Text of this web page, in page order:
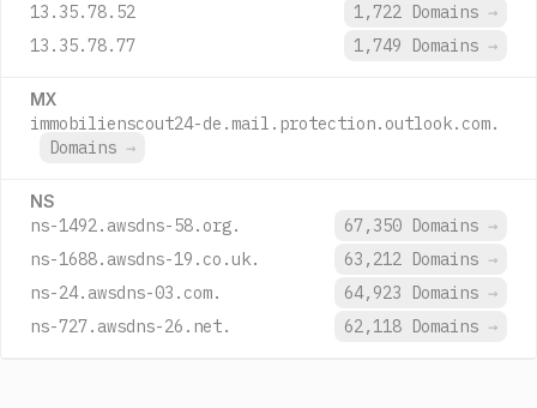
13.35.78.52
1,722 Domains →
13.35.78.77
1,749 Domains →
MX
immobilienscout24-de.mail.protection.outlook.com.
Domains →
NS
ns-1492.awsdns-58.org. 67,350 Domains →
ns-1688.awsdns-19.co.uk.
63,212 Domains →
ns-24.awsdns-03.com.
64,923 Domains →
ns-727.awsdns-26.net.
62,118 Domains →